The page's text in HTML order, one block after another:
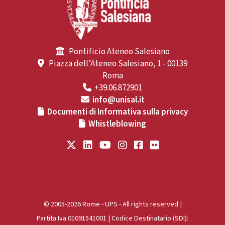
Pontificio Ateneo Salesiano
Piazza dell’Ateneo Salesiano, 1 - 00139
Roma
+39.06.872901
info@unisal.it
Documenti di Informativa sulla privacy
Whistleblowing
© 2005-2026 Rome - UPS - All rights reserved |
Partita Iva 01091541001 | Codice Destinatario (SDI):